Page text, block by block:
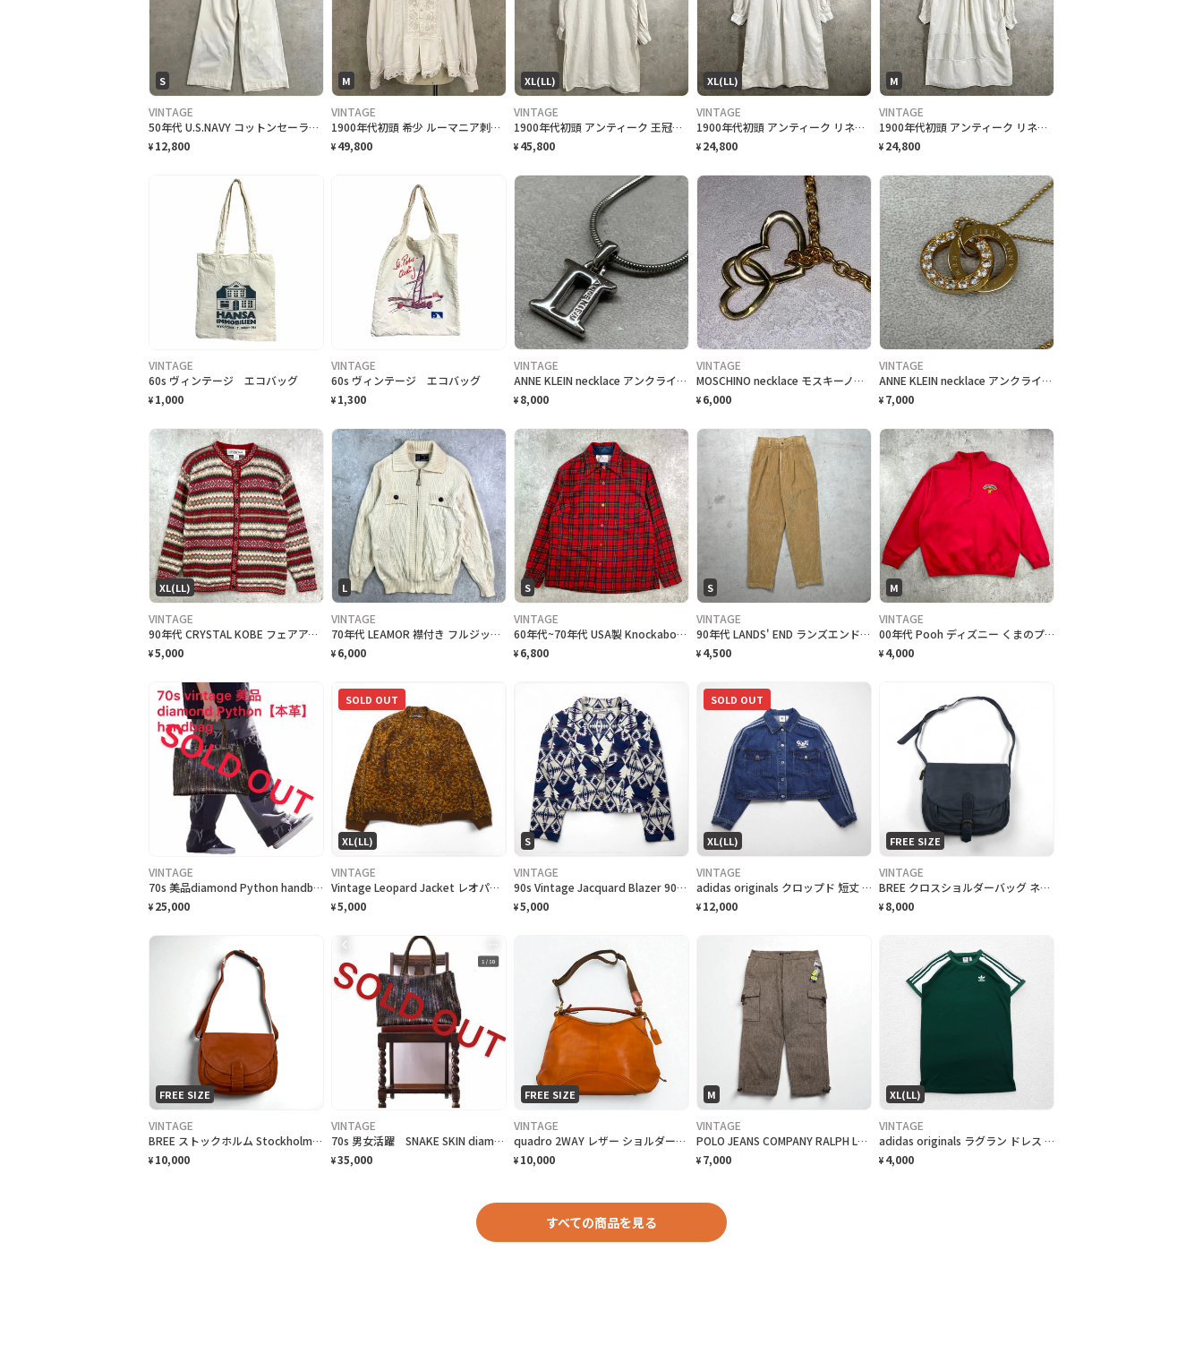
S
VINTAGE
50年代 U.S.NAVY コットンセーラーパンツ レディースW25相当 古着 50s VINTAGE ヴィンテージ 巻きパンツ フレアパンツ ワイドパンツ ベルボトム 白
¥ 12,800
M
VINTAGE
1900年代初頭 希少 ルーマニア刺繍×西欧仕立て アンティーク ブラウス レディースM相当 古着 VINTAGE ヴィンテージ エドワーディアン コットンリネン 白色
¥ 49,800
XL(LL)
VINTAGE
1900年代初頭 アンティーク 王冠刺繍 シャトーリネンスモック ワンピース レディースXL相当 古着 VINTAGE ヴィンテージ フランスアンティーク イニシャル刺繍 白色
¥ 45,800
XL(LL)
VINTAGE
1900年代初頭 アンティーク リネンスモック ワンピース ナイトドレス レディースXL～相当 古着 VINTAGE コットン切り替え ユーロヴィンテージ ナイトドレス フランスアンティーク 白色
¥ 24,800
M
VINTAGE
1900年代初頭 アンティーク リネンスモック ワンピース 羊飼いシャツワンピース レディースM-L相当 古着 VINTAGE ナイトドレス 襟コットン・シェルボタン ユーロヴィンテージ フランスアンティーク 白色
¥ 24,800
VINTAGE
60s ヴィンテージ エコバッグ
¥ 1,000
VINTAGE
60s ヴィンテージ エコバッグ
¥ 1,300
VINTAGE
ANNE KLEIN necklace アンクライン ネックレス
¥ 8,000
VINTAGE
MOSCHINO necklace モスキーノ ネックレス
¥ 6,000
VINTAGE
ANNE KLEIN necklace アンクライン ネックレス
¥ 7,000
XL(LL)
VINTAGE
90年代 CRYSTAL KOBE フェアアイル柄 ウールニットカーディガン レディースXL
¥5,000
L
VINTAGE
70年代 LEAMOR 襟付き フルジップ ウールニットカーディガン レディースL相当
¥ 6,000
S
VINTAGE
60年代~70年代 USA製 Knockabouts by PENDLETON ペンドルトン ウール チェックシャツ レディースS相当
¥ 6,800
S
VINTAGE
90年代 LANDS' END ランズエンド テーパード コーデュロイパンツ 太畝 レディースW26
¥ 4,500
M
VINTAGE
00年代 Pooh ディズニー くまのプーさん キャラクター刺繍 ハーーフジップ スウェットシャツ レディースM
¥ 4,000
VINTAGE
70s 美品diamond Python handbag シリアル付
¥ 25,000
XL(LL)
SOLD OUT
VINTAGE
Vintage Leopard Jacket レオパード ジップアップ ブルゾン XL ストレッチ Norton McNaughton
¥5,000
S
VINTAGE
90s Vintage Jacquard Blazer 90年代 チマヨ柄 ジャガードジャケット S コンチョボタン ネイティブ柄 短丈 Southwest Canyon
¥5,000
XL(LL)
SOLD OUT
VINTAGE
adidas originals クロップド 短丈 デニムジャケット Gジャン XL インディゴ 刺繍 ワイド IP3767 トレフォイル 3ストライプス フローラル
¥ 12,000
FREE SIZE
VINTAGE
BREE クロスショルダーバッグ ネイビー スムースレザー フラップ
¥ 8,000
FREE SIZE
VINTAGE
BREE ストックホルム Stockholm 29 クロスショルダーバッグ カメラバッグ ブラウン レザー
¥ 10,000
VINTAGE
70s 男女活躍 SNAKE SKIN diamond Python 本革 美品
¥35,000
FREE SIZE
VINTAGE
quadro 2WAY レザー ショルダーバッグ キャメル 日本製
¥ 10,000
M
VINTAGE
POLO JEANS COMPANY RALPH LAUREN 90年代 ワイド クロップド ツイード パンツ トラウザーズ M ブラウン ウール ヘリンボーン CITY TWEED 未使用品
¥ 7,000
XL(LL)
VINTAGE
adidas originals ラグラン ドレス ワンピース Raglan Dress Tシャツ XL グリーン トレフォイルロゴ 3ストライプ CE4963
¥ 4,000
すべての商品を見る